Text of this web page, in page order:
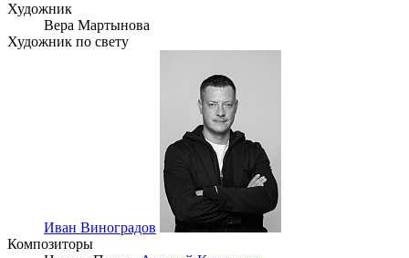
Художник
Вера Мартынова
Художник по свету
Иван Виноградов
Композиторы